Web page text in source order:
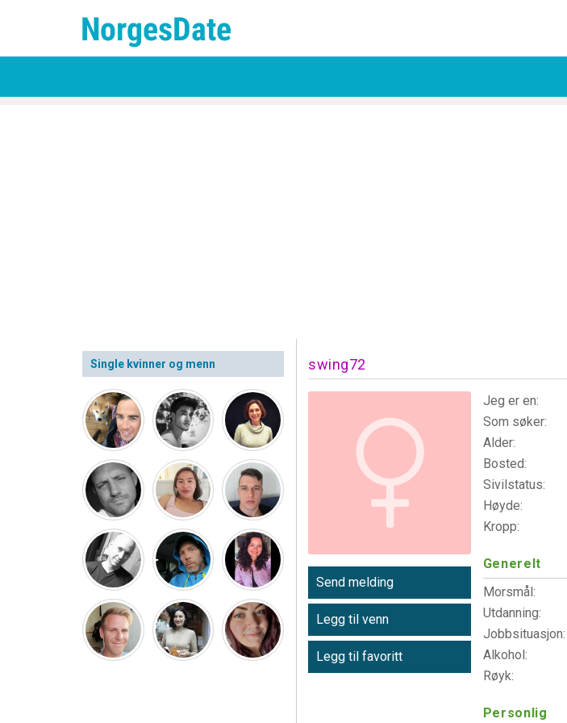
Single kvinner og menn swing72
Send melding
Legg til venn
Legg til favoritt
Jeg er en:
Som søker:
Alder:
Bosted:
Sivilstatus:
Høyde:
Kropp:
Generelt
Morsmål:
Utdanning:
Jobbsituasjon:
Alkohol:
Røyk:
Personlig